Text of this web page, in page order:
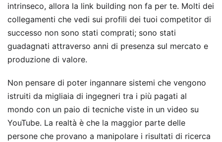
intrinseco, allora la link building non fa per te. Molti dei
collegamenti che vedi sui profili dei tuoi competitor di
successo non sono stati comprati; sono stati
guadagnati attraverso anni di presenza sul mercato e
produzione di valore.
Non pensare di poter ingannare sistemi che vengono
istruiti da migliaia di ingegneri tra i più pagati al
mondo con un paio di tecniche viste in un video su
YouTube. La realtà è che la maggior parte delle
persone che provano a manipolare i risultati di ricerca